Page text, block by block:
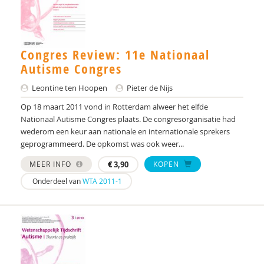
Monika Althaus
Mw. AM. Kruishoop
Dr. Anke Scheeren
Centrum Autisme Leiden
Elisa Back
Jacqueline Bailly
Stella Balci
H.K. Beetsma
Manon Begeer
Sander Begeer
werkgroep behandeling CASS18+
Congres Review: 11e Nationaal
Autisme Congres
Leontine ten Hoopen
Pieter de Nijs
Op 18 maart 2011 vond in Rotterdam alweer het elfde
Nationaal Autisme Congres plaats. De congresorganisatie had
wederom een keur aan nationale en internationale sprekers
geprogrammeerd. De opkomst was ook weer...
MEER INFO €3,90
KOPEN
Onderdeel vanWTA 2011-1